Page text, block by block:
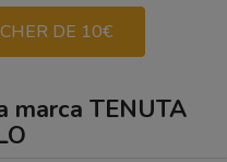
DE 10€
marca TENUTA